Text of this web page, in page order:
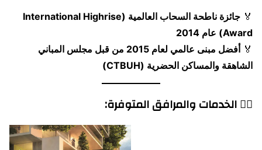
🏅
جائزة ناطحة السحاب العالمية (International Highrise
Award) عام 2014
🏅
أفضل مبنى عالمي لعام 2015 من قبل مجلس المباني
الشاهقة والمساكن الحضرية (CTBUH)
🏊‍♂️ الخدمات والمرافق المتوفرة: